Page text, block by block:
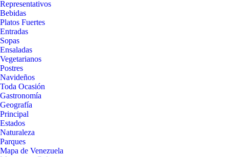
Representativos
Bebidas
Platos Fuertes
Entradas
Sopas
Ensaladas
Vegetarianos
Postres
Navideños
Toda Ocasión
Gastronomía
Geografía
Principal
Estados
Naturaleza
Parques
Mapa de Venezuela